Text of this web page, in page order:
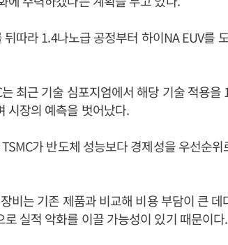
뒤따라 1.4나노급 공정부터 하이NA EUV를
최근 기술 심포지엄에서 해당 기술 적용
시장의 예측을 벗어났다.
가 반도체 성능보다 경제성을 우선순
비는 기존 제품과 비교해 비용 부담이 큰
로 실적 악화를 이끌 가능성이 있기 때문이다.